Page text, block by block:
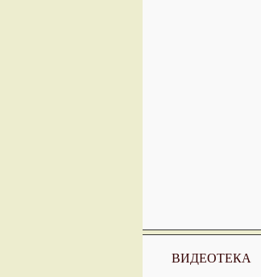
ВИДЕОТЕКА